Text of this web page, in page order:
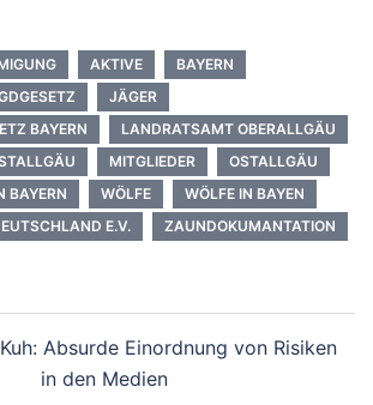
AKTIVE
BAYERN
JÄGER
BAYERN
LANDRATSAMT OBERALLGÄU
MITGLIEDER
OSTALLGÄU
BAYERN WÖLFE
WÖLFE IN BAYEN
E.V.
ZAUNDOKUMANTATION
Absurde Einordnung von Risiken
in den Medien